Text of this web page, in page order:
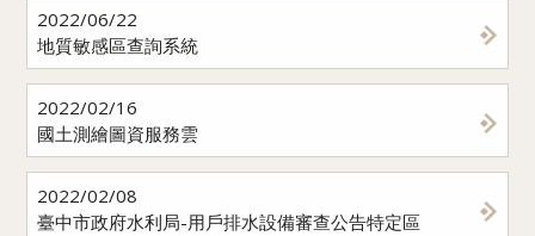
2022/06/22
地質敏感區查詢系統
2022/02/16
國土測繪圖資服務雲
2022/02/08
臺中市政府水利局-用戶排水設備審查公告特定區